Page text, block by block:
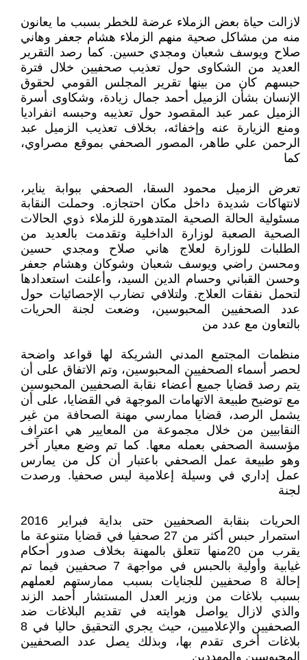
لازالت حياة بعض الزملاء عرضة للخطر بسبب ما يعانون
منه من مشاكل صحية منهم الزملاء هشام جعفر وهاني
صلاح ويوسف شعبان ومجدي حسين. كما رصد التقرير
العديد من الشكاوى حول تعذيب صحفيين خلال فترة
حبسهم كان من بينها تقرير المجلس القومي لحقوق
الإنسان بشأن الزميل أحمد جمال زيادة، وشكاوى أسرة
الزميل عمر عبد المقصود حول تعذيبه وحبسه انفراديا
ومنع الزيارة عنه وإخفائه، بخلاف تعذيب الزميل عبد
الرحمن علي طاهر، المصور الصحفي بموقع مصراوي،
كما
تعرض الزميل محمود السقا، الصحفي ببوابة يناير،
لانتهاكات شديدة داخل مكان احتجازه. وحملت النقابة
مسئولية الحالة الصحية المتدهورة للزملاء ذوي الحالات
الصحية الصعبة لوزارة الداخلية وتقدمت بالعديد من
الطلبات للوزارة لعلاج هاني صلاح ومجدي حسين
ومحسن راضي ويوسف شعبان وشوكان وهشام جعفر
وحسن القباني وحسام الدين السيد، وأعلنت استعدادها
لتحمل نفقات العلاج. ولتلافي تضارب الإحصائيات حول
عدد الصحفيين المحبوسين، وضعت لجنة الحريات
بالتعاون مع عدد من
منظمات المجتمع المدني الشريكة لها قواعد واضحة
لحصر أسماء الصحفيين المحبوسين، وتم الاتفاق على أن
يتم رصد قضايا جميع أعضاء نقابة الصحفيين المحبوسين
مع توضيح طبيعة الاتهامات الموجهة في القضايا، على أن
يشمل الرصد، قضايا ممارسي مهنة الصحافة من غير
النقابيين من خلال مجموعة من المعايير هي اعتراف
مؤسسة الصحفي بعمله معها. كما تم وضع معيار آخر
وهو طبيعة عمل الصحفي باعتبار أن كل من يمارس
عمل إداري في وسيلة إعلامية ليس صحفيا. ورصدت
لجنة
الحريات بنقابة الصحفيين حتى بداية فبراير 2016
استمرار حبس أكثر من 27 صحفيا في قضايا متنوعة ما
يقرب من 20منها تتعلق بالمهنة بخلاف صدور أحكام
غيابية وأولية بالحبس في مواجهة 7 صحفيين فيما تم
إحالة 8 صحفيين للجنايات بسبب ممارستهم لعملهم
بسبب بلاغات من وزير العدل المستشار أحمد الزند
والذي لازال يواصل هوايته في تقديم البلاغات ضد
الصحفيين والإعلاميين، حيث يجري التحقيق حاليا في 8
بلاغات أخرى تقدم بها، وبذلك يصل عدد الصحفيين
المحبوسين والمهددين